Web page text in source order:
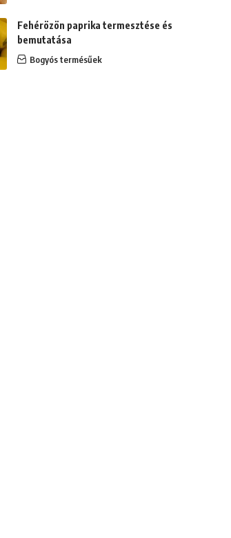
Fehérözön paprika termesztése és
bemutatása
Bogyós termésűek